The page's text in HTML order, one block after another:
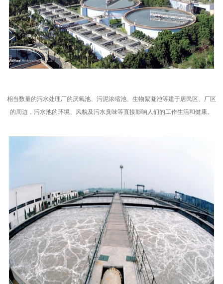
相当数量的污水处理厂的厌氧池、污泥浓缩池、生物絮凝池等建于居民区、厂区
的周边，污水池的环境、风貌及污水臭味等直接影响人们的工作生活和健康。